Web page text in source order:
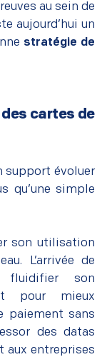
au sein de
aujourd’hui un
stratégie de
des cartes de
support évoluer
qu’une simple
son utilisation
L’arrivée de
fluidifier son
pour mieux
paiement sans
des datas
aux entreprises